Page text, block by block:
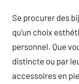
Se procurer des
qu’un choix
personnel. Que
distincte ou par
accessoires en